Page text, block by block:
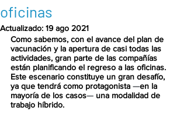
oficinas
Actualizado: 19 ago 2021
Como sabemos, con el avance del plan de
vacunación y la apertura de casi todas las
actividades, gran parte de las compañías
están planificando el regreso a las oficinas.
Este escenario constituye un gran desafío,
ya que tendrá como protagonista —en la
mayoría de los casos— una modalidad de
trabajo híbrido.